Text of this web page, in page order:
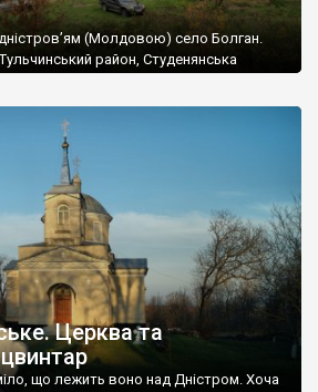
(Молдовою) село Болган.
район, Студенянська
кам’яними хрестами. Всі епітафії, які
кирилицею, церковнослов’янською
ознаками – цвинтар
19 століттям. У 1924-1940
Церква та
що лежить воно над Дністром. Хоча